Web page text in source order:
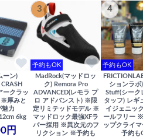
ーン)
ークラッ
※厚みと
魅力
6kg
円
3
予約もOK
MadRock(マッドロッ
ク) Remora Pro
ADVANCED(レモラ プ
ロ アドバンスト) ※限
定リミテッドモデル ※
マッドロック最強XFラ
バー採用 ※異次元のフ
リクション ※予約も
4
予約もOK
ションラボ
Stuff(シーク
タッフ) レギ
イジェニッ
ールフリー
ップクライ
予約も